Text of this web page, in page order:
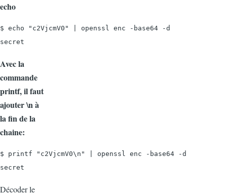
echo
$ echo "c2VjcmV0" | openssl enc -base64 -d
secret
Avec la
commande
printf, il faut
ajouter \n à
la fin de la
chaine:
$ printf "c2VjcmV0\n" | openssl enc -base64 -d
secret
Décoder le